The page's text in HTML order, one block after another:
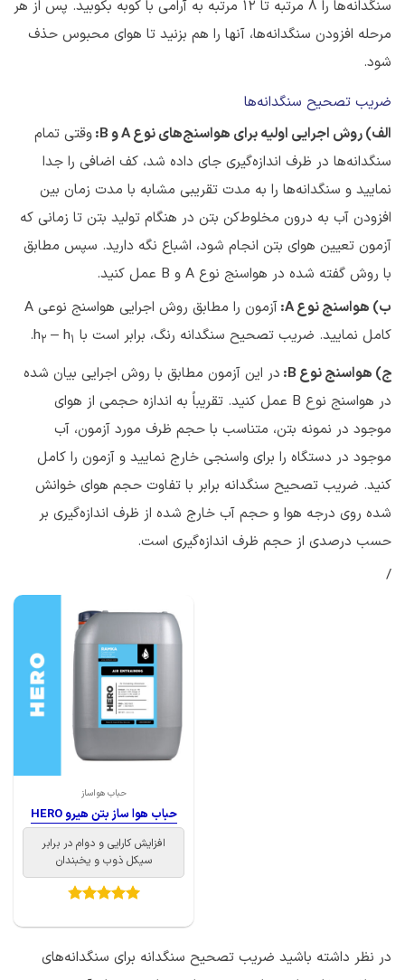
سنگدانه‌ها را ۸ مرتبه تا ۱۲ مرتبه به آرامی با کوبه بکوبید. پس از هر
مرحله افزودن سنگدانه‌ها، آنها را هم بزنید تا هوای محبوس حذف
شود.
ضریب تصحیح سنگدانه‌ها
الف) روش اجرایی اولیه برای هواسنج‌های نوعAوB
:وقتی تمام
سنگدانه‌ها در ظرف اندازه‌گیری جای داده شد، کف اضافی را جدا
نمایید و سنگدانه‌ها را به مدت تقریبی مشابه با مدت زمان بین
افزودن آب به درون مخلوط‌کن بتن در هنگام تولید بتن تا زمانی که
آزمون تعیین هوای بتن انجام شود، اشباع نگه دارید. سپس مطابق
با روش گفته شده در هواسنج نوع A و B عمل کنید.
ب) هواسنج نوعA
:
آزمون را مطابق روش اجرایی هواسنج نوعی A
کامل نمایید. ضریب تصحیح سنگدانه رنگ، برابر است با h
2 – h1
.
ج) هواسنج نوع B
: در این آزمون مطابق با روش اجرایی بیان شده
در هواسنج نوع B عمل کنید. تقریباً به اندازه حجمی از هوای
موجود در نمونه بتن، متناسب با حجم ظرف مورد آزمون، آب
موجود در دستگاه را برای واسنجی خارج نمایید و آزمون را کامل
کنید. ضریب تصحیح سنگدانه برابر با تفاوت حجم هوای خوانش
شده روی درجه هوا و حجم آب خارج شده از ظرف اندازه‌گیری بر
حسب درصدی از حجم ظرف اندازه‌گیری است.
/
حباب هواساز
حباب هوا ساز بتن هیرو HERO
افزایش کارایی و دوام در برابر
سیکل ذوب و یخبندان
از 5
در نظر داشته باشید ضریب تصحیح سنگدانه برای سنگدانه‌های